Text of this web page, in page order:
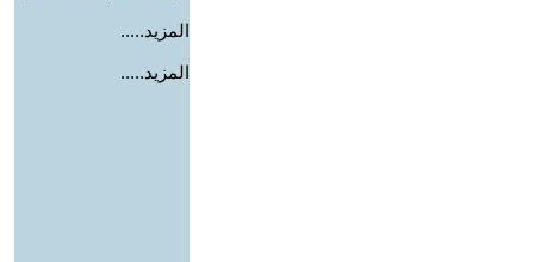
المزيد.....
المزيد.....